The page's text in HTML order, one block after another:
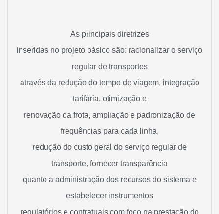
As principais diretrizes
inseridas no projeto básico são: racionalizar o serviço
regular de transportes
através da redução do tempo de viagem, integração
tarifária, otimização e
renovação da frota, ampliação e padronização de
frequências para cada linha,
redução do custo geral do serviço regular de
transporte, fornecer transparência
quanto a administração dos recursos do sistema e
estabelecer instrumentos
regulatórios e contratuais com foco na prestação do